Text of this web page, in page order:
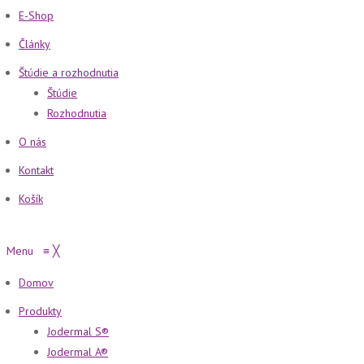
E-Shop
Články
Štúdie a rozhodnutia
Štúdie
Rozhodnutia
O nás
Kontakt
Košík
Menu ≡ ╳
Domov
Produkty
Jodermal S®
Jodermal A®